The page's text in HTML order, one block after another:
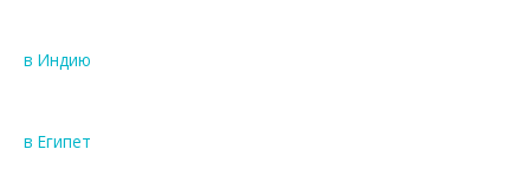
в Индию
в Египет